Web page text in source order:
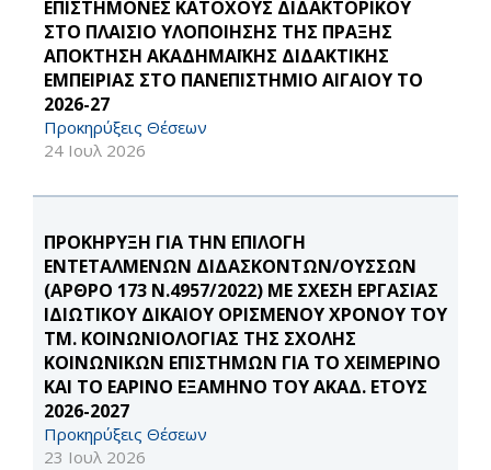
ΕΠΙΣΤΗΜΟΝΕΣ ΚΑΤΟΧΟΥΣ ΔΙΔΑΚΤΟΡΙΚΟΥ
ΣΤΟ ΠΛΑΙΣΙΟ ΥΛΟΠΟΙΗΣΗΣ ΤΗΣ ΠΡΑΞΗΣ
ΑΠΟΚΤΗΣΗ ΑΚΑΔΗΜΑΪΚΗΣ ΔΙΔΑΚΤΙΚΗΣ
ΕΜΠΕΙΡΙΑΣ ΣΤΟ ΠΑΝΕΠΙΣΤΗΜΙΟ ΑΙΓΑΙΟΥ ΤΟ
2026-27
Προκηρύξεις Θέσεων
24 Ιουλ 2026
ΠΡΟΚΗΡΥΞΗ ΓΙΑ ΤΗΝ ΕΠΙΛΟΓΗ
ΕΝΤΕΤΑΛΜΕΝΩΝ ΔΙΔΑΣΚΟΝΤΩΝ/ΟΥΣΣΩΝ
(ΑΡΘΡΟ 173 Ν.4957/2022) ΜΕ ΣΧΕΣΗ ΕΡΓΑΣΙΑΣ
ΙΔΙΩΤΙΚΟΥ ΔΙΚΑΙΟΥ ΟΡΙΣΜΕΝΟΥ ΧΡΟΝΟΥ ΤΟΥ
ΤΜ. ΚΟΙΝΩΝΙΟΛΟΓΙΑΣ ΤΗΣ ΣΧΟΛΗΣ
ΚΟΙΝΩΝΙΚΩΝ ΕΠΙΣΤΗΜΩΝ ΓΙΑ ΤΟ ΧΕΙΜΕΡΙΝΟ
ΚΑΙ ΤΟ ΕΑΡΙΝΟ ΕΞΑΜΗΝΟ ΤΟΥ ΑΚΑΔ. ΕΤΟΥΣ
2026-2027
Προκηρύξεις Θέσεων
23 Ιουλ 2026